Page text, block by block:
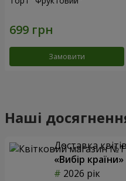
Замовити
Наші
Доставка
«Вибір країни»
2026 рік